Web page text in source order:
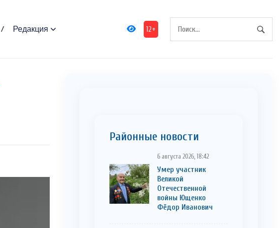
Редакция 12+
Районные новости
6 августа 2026, 18:42
Умер участник
Великой
Отечественной
войны Ющенко
Фёдор Иванович